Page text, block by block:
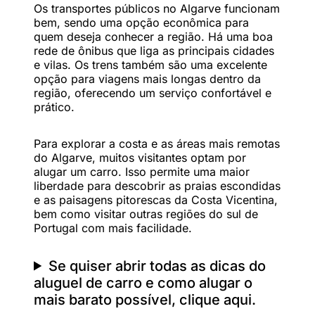
Os transportes públicos no Algarve funcionam
bem, sendo uma opção econômica para
quem deseja conhecer a região. Há uma boa
rede de ônibus que liga as principais cidades
e vilas. Os trens também são uma excelente
opção para viagens mais longas dentro da
região, oferecendo um serviço confortável e
prático.
Para explorar a costa e as áreas mais remotas
do Algarve, muitos visitantes optam por
alugar um carro. Isso permite uma maior
liberdade para descobrir as praias escondidas
e as paisagens pitorescas da Costa Vicentina,
bem como visitar outras regiões do sul de
Portugal com mais facilidade.
Se quiser abrir todas as dicas do
aluguel de carro e como alugar o
mais barato possível, clique aqui.